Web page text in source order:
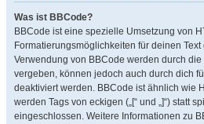
Was ist BBCode?
BBCode ist eine spezielle Umsetzung von
Formatierungsmöglichkeiten für deinen
Verwendung von BBCode werden durch
vergeben, können jedoch auch durch dich
deaktiviert werden. BBCode ist ähnlich wie
werden Tags von eckigen („[“ und „]“) statt
eingeschlossen. Weitere Informationen zu